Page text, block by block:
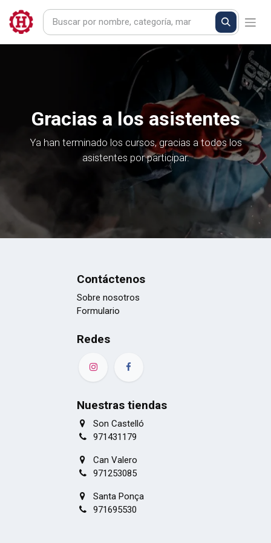
Gracias a los asistentes
Ya han terminado los cursos, gracias a todos los
asistentes por participar.
Contáctenos
Sobre nosotros
Formulario
Redes
Nuestras tiendas
Son Castelló
971431179
Can Valero
971253085
Santa Ponça
971695530